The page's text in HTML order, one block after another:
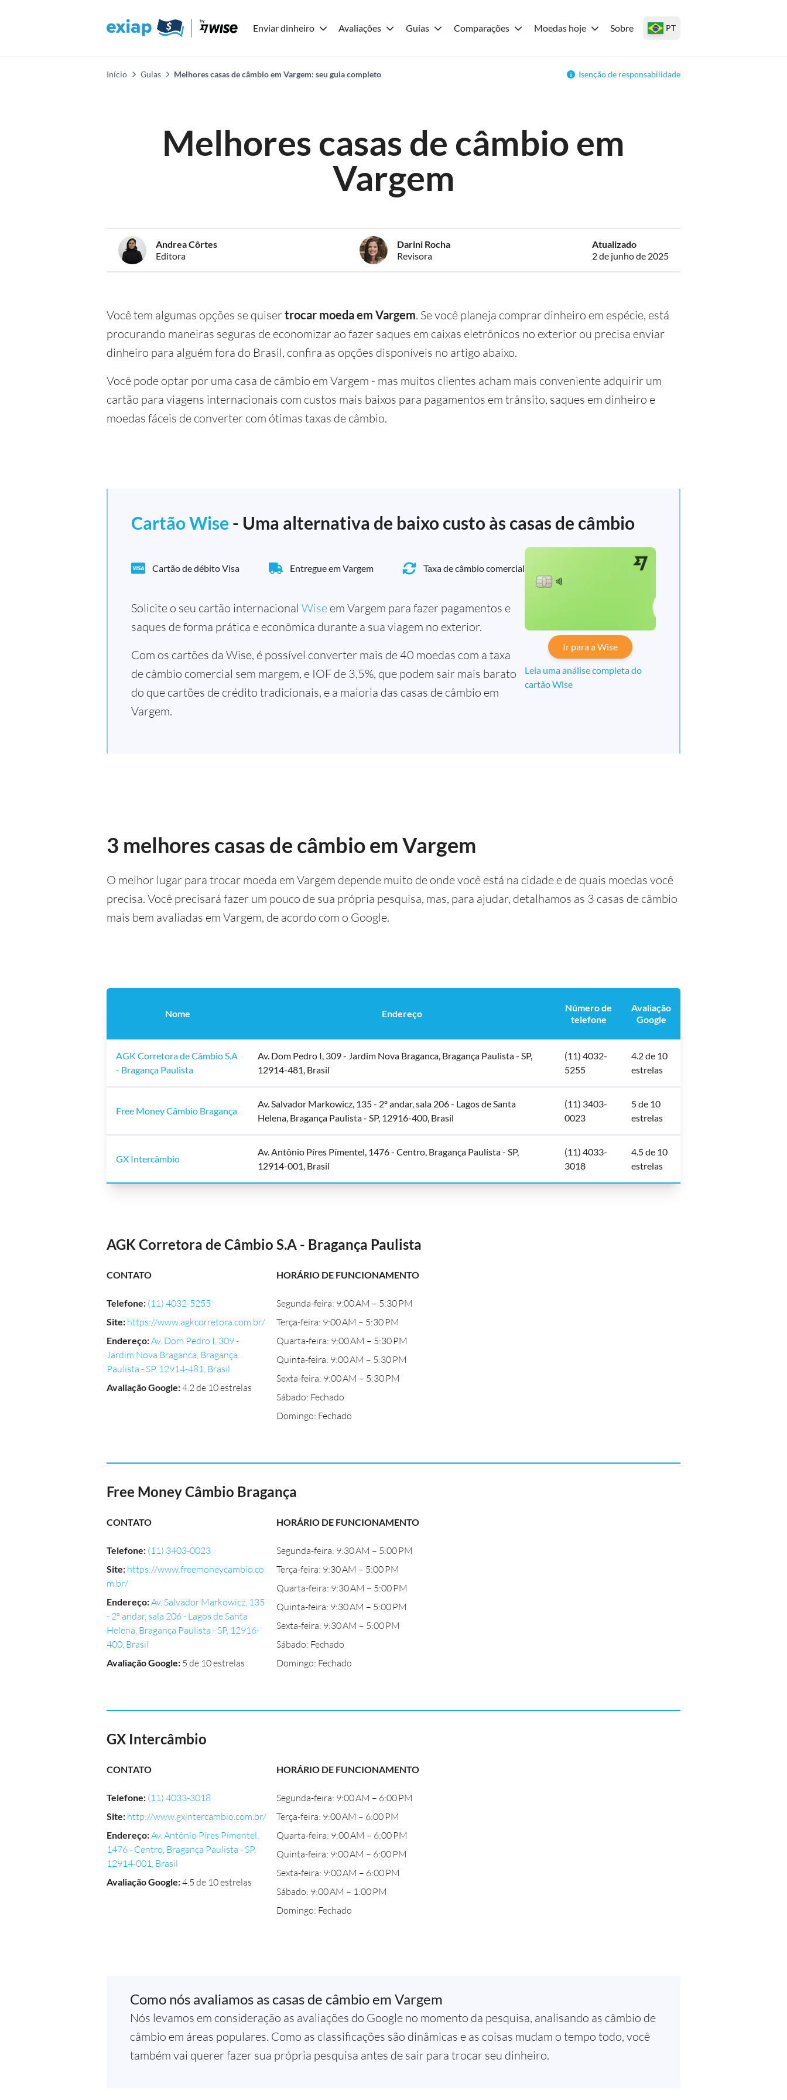
Enviar dinheiro Avaliações Guias Comparações Moedas hoje Sobre PT
Início Guias Melhores casas de câmbio em Vargem: seu guia completo Isenção de responsabilidade
Melhores casas de câmbio em
Vargem
Andrea Côrtes
Editora
Darini Rocha
Revisora
Atualizado
2 de junho de 2025
Você tem algumas opções se quisertrocar moeda em Vargem. Se você planeja comprar dinheiro em espécie, está
procurando maneiras seguras de economizar ao fazer saques em caixas eletrônicos no exterior ou precisa enviar
dinheiro para alguém fora do Brasil, confira as opções disponíveis no artigo abaixo.
Você pode optar por uma casa de câmbio em Vargem - mas muitos clientes acham mais conveniente adquirir um
cartão para viagens internacionais com custos mais baixos para pagamentos em trânsito, saques em dinheiro e
moedas fáceis de converter com ótimas taxas de câmbio.
Cartão Wise - Uma alternativa de baixo custo às casas de câmbio
Cartão de débito Visa Entregue em Vargem Taxa de câmbio comercial
Solicite o seu cartão internacional Wise em Vargem para fazer pagamentos e
saques de forma prática e econômica durante a sua viagem no exterior.
Com os cartões da Wise, é possível converter mais de 40 moedas com a taxa
de câmbio comercial sem margem, e IOF de 3,5%, que podem sair mais barato
do que cartões de crédito tradicionais, e a maioria das casas de câmbio em
Vargem.
Ir para a Wise
Leia uma análise completa do
cartão Wise
3 melhores casas de câmbio em Vargem
O melhor lugar para trocar moeda em Vargem depende muito de onde você está na cidade e de quais moedas você
precisa. Você precisará fazer um pouco de sua própria pesquisa, mas, para ajudar, detalhamos as 3 casas de câmbio
mais bem avaliadas em Vargem, de acordo com o Google.
Nome Endereço
Número de
telefone
Avaliação
Google
AGK Corretora de Câmbio S.A
- Bragança Paulista
Av. Dom Pedro I, 309 - Jardim Nova Braganca, Bragança Paulista - SP,
12914-481, Brasil
(11) 4032-
5255
4.2 de 10
estrelas
Free Money Câmbio Bragança
Av. Salvador Markowicz, 135 - 2º andar, sala 206 - Lagos de Santa
Helena, Bragança Paulista - SP, 12916-400, Brasil
(11) 3403-
0023
5 de 10
estrelas
GX Intercâmbio
Av. Antônio Píres Pímentel, 1476 - Centro, Bragança Paulista - SP,
12914-001, Brasil
(11) 4033-
3018
4.5 de 10
estrelas
AGK Corretora de Câmbio S.A - Bragança Paulista
CONTATO
Telefone: (11) 4032-5255
Site: https://www.agkcorretora.com.br/
Endereço:Av. Dom Pedro I, 309 -
Jardim Nova Braganca, Bragança
Paulista - SP, 12914-481, Brasil
Avaliação Google:4.2 de 10 estrelas
HORÁRIO DE FUNCIONAMENTO
Segunda-feira: 9:00 AM – 5:30 PM
Terça-feira: 9:00 AM – 5:30 PM
Quarta-feira: 9:00 AM – 5:30 PM
Quinta-feira: 9:00 AM – 5:30 PM
Sexta-feira: 9:00 AM – 5:30 PM
Sábado: Fechado
Domingo: Fechado
Free Money Câmbio Bragança
CONTATO
Telefone: (11) 3403-0023
Site: https://www.freemoneycambio.co
m.br/
Endereço:Av. Salvador Markowicz, 135
- 2º andar, sala 206 - Lagos de Santa
Helena, Bragança Paulista - SP, 12916-
400, Brasil
Avaliação Google: 5 de 10 estrelas
HORÁRIO DE FUNCIONAMENTO
Segunda-feira: 9:30 AM – 5:00 PM
Terça-feira: 9:30 AM – 5:00 PM
Quarta-feira: 9:30 AM – 5:00 PM
Quinta-feira: 9:30 AM – 5:00 PM
Sexta-feira: 9:30 AM – 5:00 PM
Sábado: Fechado
Domingo: Fechado
GX Intercâmbio
CONTATO
Telefone: (11) 4033-3018
Site: http://www.gxintercambio.com.br/
Endereço:Av. Antônio Píres Pímentel,
1476 - Centro, Bragança Paulista - SP,
12914-001, Brasil
Avaliação Google:4.5 de 10 estrelas
HORÁRIO DE FUNCIONAMENTO
Segunda-feira: 9:00 AM – 6:00 PM
Terça-feira: 9:00 AM – 6:00 PM
Quarta-feira: 9:00 AM – 6:00 PM
Quinta-feira: 9:00 AM – 6:00 PM
Sexta-feira: 9:00 AM – 6:00 PM
Sábado: 9:00 AM – 1:00 PM
Domingo: Fechado
Como nós avaliamos as casas de câmbio em Vargem
Nós levamos em consideração as avaliações do Google no momento da pesquisa, analisando as câmbio de
câmbio em áreas populares. Como as classificações são dinâmicas e as coisas mudam o tempo todo, você
também vai querer fazer sua própria pesquisa antes de sair para trocar seu dinheiro.